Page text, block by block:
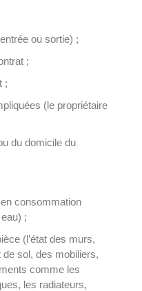
ou sortie) ;
;
;
(le propriétaire
du domicile du
consommation
;
(l’état des murs,
sol, des mobiliers,
comme les
les radiateurs,